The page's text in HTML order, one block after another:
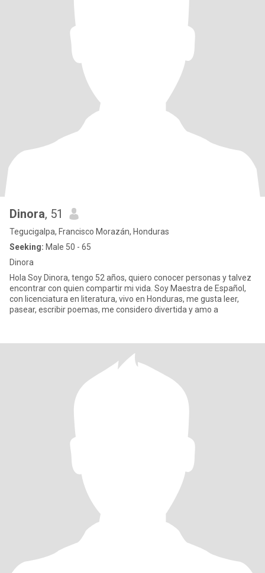
Dinora, 51
Tegucigalpa, Francisco Morazán, Honduras
Seeking: Male 50 - 65
Dinora
Hola Soy Dinora, tengo 52 años, quiero conocer personas y talvez
encontrar con quien compartir mi vida. Soy Maestra de Español,
con licenciatura en literatura, vivo en Honduras, me gusta leer,
pasear, escribir poemas, me considero divertida y amo a